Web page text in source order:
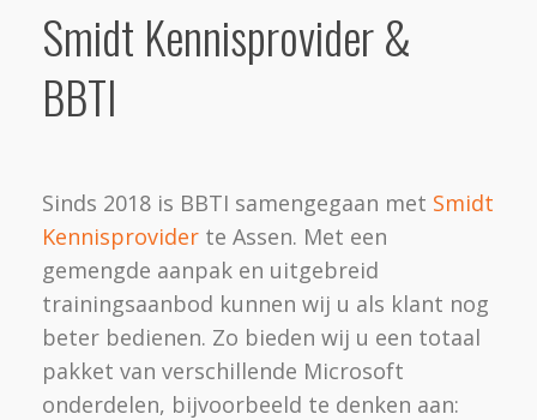
Smidt Kennisprovider &
BBTI
Sinds 2018 is BBTI samengegaan met Smidt
Kennisprovider te Assen. Met een
gemengde aanpak en uitgebreid
trainingsaanbod kunnen wij u als klant nog
beter bedienen. Zo bieden wij u een totaal
pakket van verschillende Microsoft
onderdelen, bijvoorbeeld te denken aan: